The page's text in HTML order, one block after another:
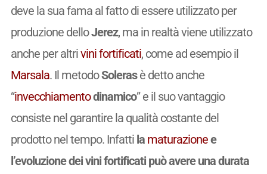
deve la sua fama al fatto di essere utilizzato per
produzione delloJerez, ma in realtà viene utilizzato
anche per altrivinifortificati, come ad esempio il
Marsala. Il metodoSolerasè detto anche
“invecchiamentodinamico” e il suo vantaggio
consiste nel garantire la qualità costante del
prodotto nel tempo. Infatti la maturazionee
l’evoluzione dei vini fortificati può avere una durata